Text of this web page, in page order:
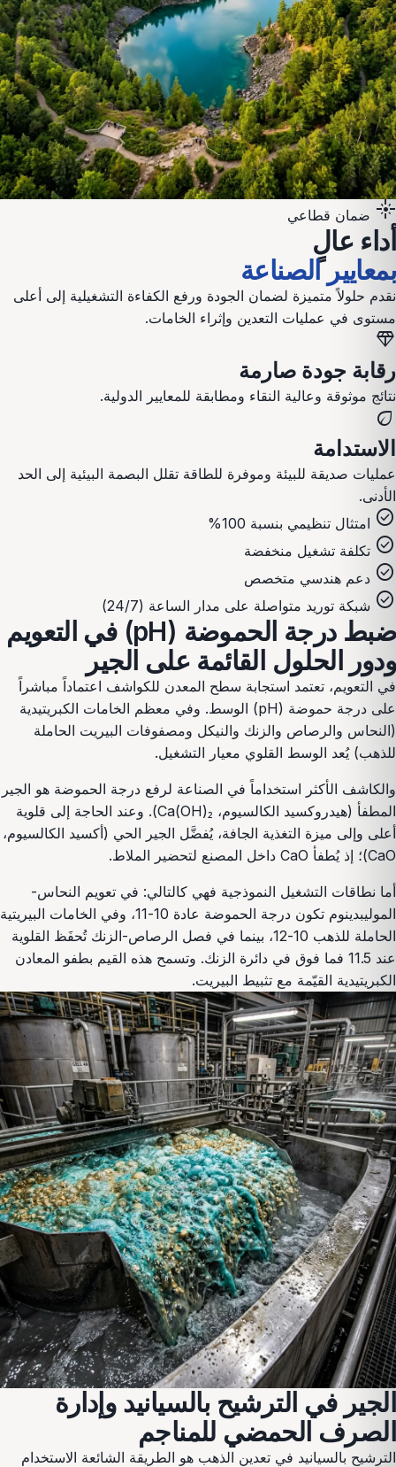
flare ضمان قطاعي
أداء عالٍ
بمعايير الصناعة
نقدم حلولاً متميزة لضمان الجودة ورفع الكفاءة التشغيلية إلى أعلى
مستوى في عمليات التعدين وإثراء الخامات.
diamond
رقابة جودة صارمة
نتائج موثوقة وعالية النقاء ومطابقة للمعايير الدولية.
eco
الاستدامة
عمليات صديقة للبيئة وموفرة للطاقة تقلل البصمة البيئية إلى الحد
الأدنى.
check_circle امتثال تنظيمي بنسبة 100%
check_circle تكلفة تشغيل منخفضة
check_circle دعم هندسي متخصص
check_circle شبكة توريد متواصلة على مدار الساعة (24/7)
ضبط درجة الحموضة (pH) في التعويم
ودور الحلول القائمة على الجير
في التعويم، تعتمد استجابة سطح المعدن للكواشف اعتماداً مباشراً
على درجة حموضة (pH) الوسط. وفي معظم الخامات الكبريتيدية
(النحاس والرصاص والزنك والنيكل ومصفوفات البيريت الحاملة
للذهب) يُعد الوسط القلوي معيار التشغيل.
والكاشف الأكثر استخداماً في الصناعة لرفع درجة الحموضة هو الجير
المطفأ (هيدروكسيد الكالسيوم، Ca(OH)₂). وعند الحاجة إلى قلوية
أعلى وإلى ميزة التغذية الجافة، يُفضَّل الجير الحي (أكسيد الكالسيوم،
CaO)؛ إذ يُطفأ CaO داخل المصنع لتحضير الملاط.
أما نطاقات التشغيل النموذجية فهي كالتالي: في تعويم النحاس-
الموليبدينوم تكون درجة الحموضة عادة 10-11، وفي الخامات البيريتية
الحاملة للذهب 10-12، بينما في فصل الرصاص-الزنك تُحفَظ القلوية
عند 11.5 فما فوق في دائرة الزنك. وتسمح هذه القيم بطفو المعادن
الكبريتيدية القيّمة مع تثبيط البيريت.
الجير في الترشيح بالسيانيد وإدارة
الصرف الحمضي للمناجم
الترشيح بالسيانيد في تعدين الذهب هو الطريقة الشائعة الاستخدام